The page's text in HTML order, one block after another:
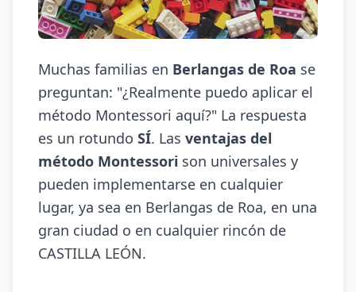
Muchas familias en Berlangas de Roa se
preguntan: "¿Realmente puedo aplicar el
método Montessori aquí?" La respuesta
es un rotundo SÍ. Las ventajas del
método Montessori son universales y
pueden implementarse en cualquier
lugar, ya sea en Berlangas de Roa, en una
gran ciudad o en cualquier rincón de
CASTILLA LEÓN.